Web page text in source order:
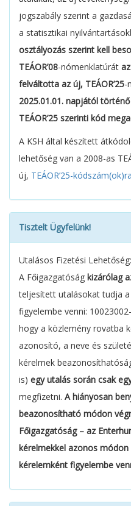
jogszabály szerint a
a statisztikai
osztályozás szerint kell
TEÁOR’08-nómenklatúrát
felváltotta az új, TEÁOR’25-
2025.01.01. napjától
TEÁOR’25 szerinti kód
A KSH által készített
lehetőség van a 2008-as
új, TEÁOR’25-
Tisztelt Ügyfelünk!
Utalásos Fizetési Lehetőség:
A Főigazgatóság kizárólag
teljesített utalásokat tudja
figyelembe venni:
hogy a közlemény rovatba
azonosító, a neve és
kérelmek
is) egy utalás során csak
megfizetni. A hiányosan
beazonosítható módon
Főigazgatóság – az
kérelmekkel azonos
kérelemként figyelembe